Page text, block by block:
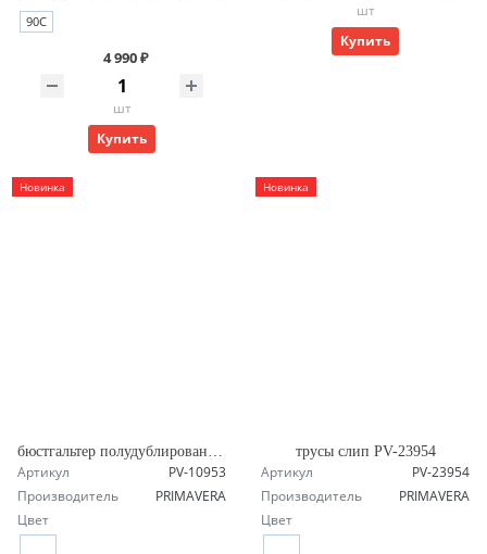
90C
4 990 ₽
шт
Купить
шт
Купить
Новинка
Артикул
PV-10953
Производитель
PRIMAVERA
Цвет
Новинка
трусы слип PV-23954
Артикул
PV-23954
Производитель
PRIMAVERA
Цвет